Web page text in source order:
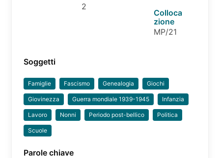
2
Colloca
zione
MP/21
Soggetti
Famiglie Fascismo Genealogia Giochi
Giovinezza Guerra mondiale 1939-1945 Infanzia
Lavoro Nonni Periodo post-bellico Politica
Scuole
Parole chiave